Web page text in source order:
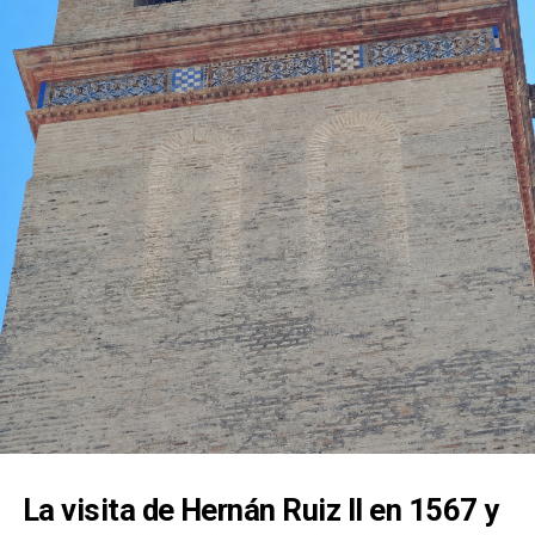
Nuestra Señora del Rosario de Fátima. Aquel acto
estuvo acompañado por el rezo del rosario por las
calles de la feligresía de San Juan, mostrando la
estrecha vinculación que la corporación mantiene
con esta advocación mariana.
La visita de Hernán Ruiz II en 1567 y